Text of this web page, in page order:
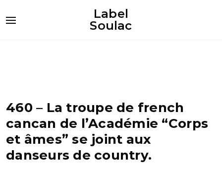
Label
Soulac
460 – La troupe de french
cancan de l’Académie “Corps
et âmes” se joint aux
danseurs de country.